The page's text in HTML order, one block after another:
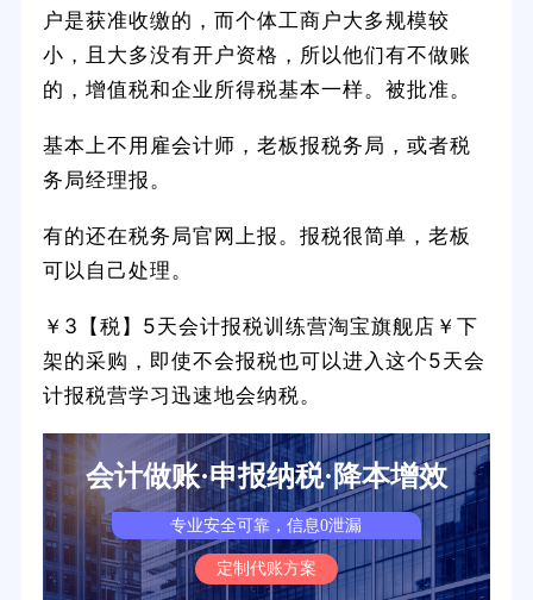
户是获准收缴的，而个体工商户大多规模较
小，且大多没有开户资格，所以他们有不做账
的，增值税和企业所得税基本一样。被批准。
基本上不用雇会计师，老板报税务局，或者税
务局经理报。
有的还在税务局官网上报。报税很简单，老板
可以自己处理。
￥3【税】5天会计报税训练营淘宝旗舰店￥下
架的采购，即使不会报税也可以进入这个5天会
计报税营学习迅速地会纳税。
会计做账·申报纳税·降本增效
专业安全可靠，信息0泄漏
定制代账方案